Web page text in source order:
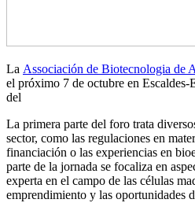
La Associación de Biotecnologia de
el próximo 7 de octubre en
del
La primera parte del foro trata
sector, como las regulaciones en
financiación o las experiencias en
parte de la jornada se focaliza en
experta en el campo de las células
emprendimiento y las oportunidades